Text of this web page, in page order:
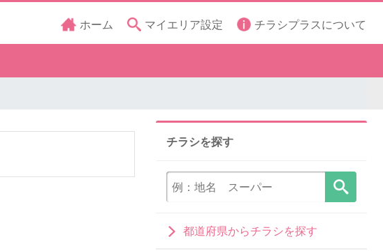
ホーム マイエリア設定 チラシプラスについて
チラシを探す
都道府県からチラシを探す